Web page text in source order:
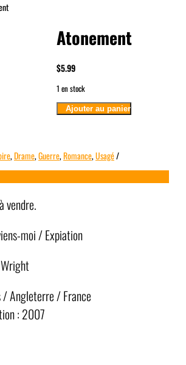
Atonement
$5.99
1 en stock
quantité
de
Ajouter au panier
,Drame,Guerre,Romance,Usagé
vendre.
moi / Expiation
/ Angleterre / France
: 2007